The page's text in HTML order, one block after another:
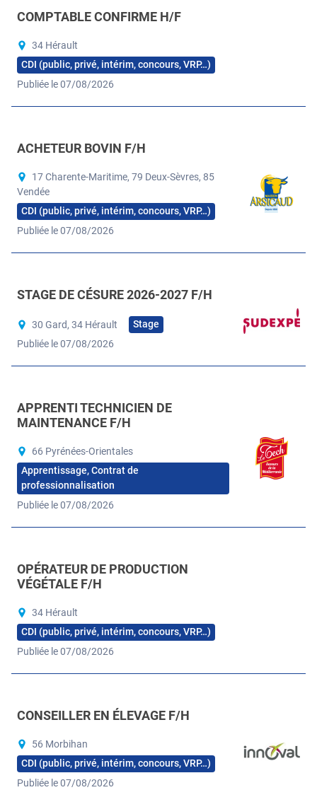
COMPTABLE CONFIRME H/F
34 Hérault
CDI (public, privé, intérim, concours, VRP…)
Publiée le 07/08/2026
ACHETEUR BOVIN F/H
17 Charente-Maritime, 79 Deux-Sèvres, 85
Vendée
CDI (public, privé, intérim, concours, VRP…)
Publiée le 07/08/2026
STAGE DE CÉSURE 2026-2027 F/H
30 Gard, 34 Hérault
Stage
Publiée le 07/08/2026
APPRENTI TECHNICIEN DE
MAINTENANCE F/H
66 Pyrénées-Orientales
Apprentissage, Contrat de
professionnalisation
Publiée le 07/08/2026
OPÉRATEUR DE PRODUCTION
VÉGÉTALE F/H
34 Hérault
CDI (public, privé, intérim, concours, VRP…)
Publiée le 07/08/2026
CONSEILLER EN ÉLEVAGE F/H
56 Morbihan
CDI (public, privé, intérim, concours, VRP…)
Publiée le 07/08/2026